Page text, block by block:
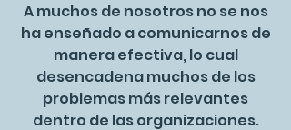
A muchos de nosotros no se nos
ha enseñado a comunicarnos de
manera efectiva, lo cual
desencadena muchos de los
problemas más relevantes
dentro de las organizaciones.